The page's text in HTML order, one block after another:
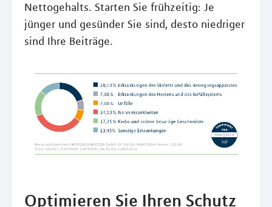
Nettogehalts. Starten Sie frühzeitig: Je
jünger und gesünder Sie sind, desto niedriger
sind Ihre Beiträge.
Optimieren Sie Ihren Schutz